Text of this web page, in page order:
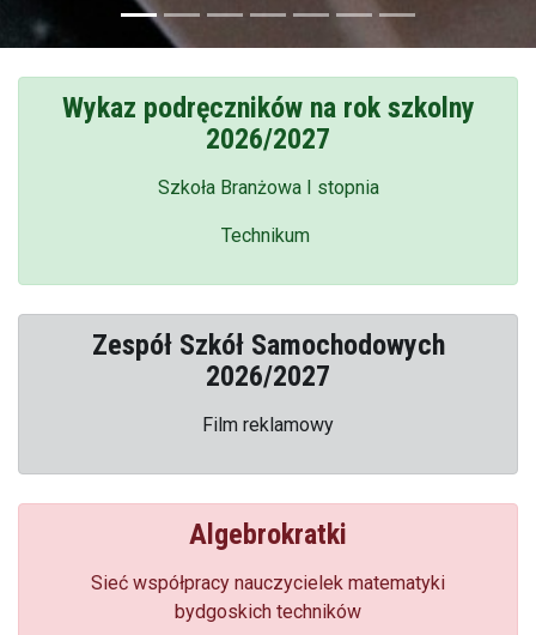
Wykaz podręczników na rok szkolny
2026/2027
Szkoła Branżowa I stopnia
Technikum
Zespół Szkół Samochodowych
2026/2027
Film reklamowy
Algebrokratki
Sieć współpracy nauczycielek matematyki
bydgoskich techników